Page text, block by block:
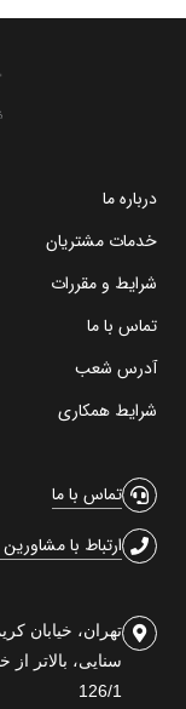
درباره ما
خدمات مشتریان
شرایط و مقررات
تماس با ما
آدرس شعب
شرایط همکاری
تماس با ما
ارتباط با مشاورین
تهران، خیابان
سنایی، بالاتر از
126/1